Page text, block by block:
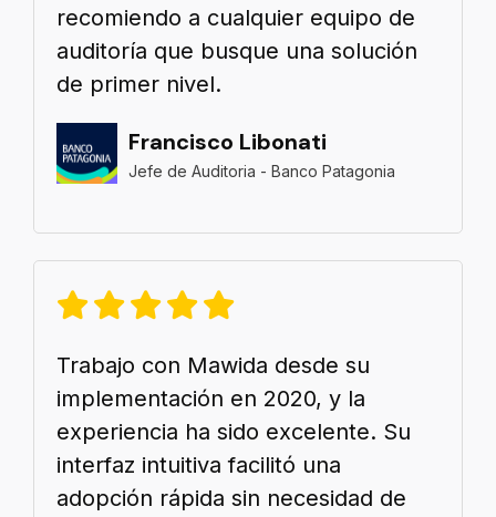
recomiendo a cualquier equipo de
auditoría que busque una solución
de primer nivel.
Francisco Libonati
Jefe de Auditoria - Banco Patagonia
Trabajo con Mawida desde su
implementación en 2020, y la
experiencia ha sido excelente. Su
interfaz intuitiva facilitó una
adopción rápida sin necesidad de